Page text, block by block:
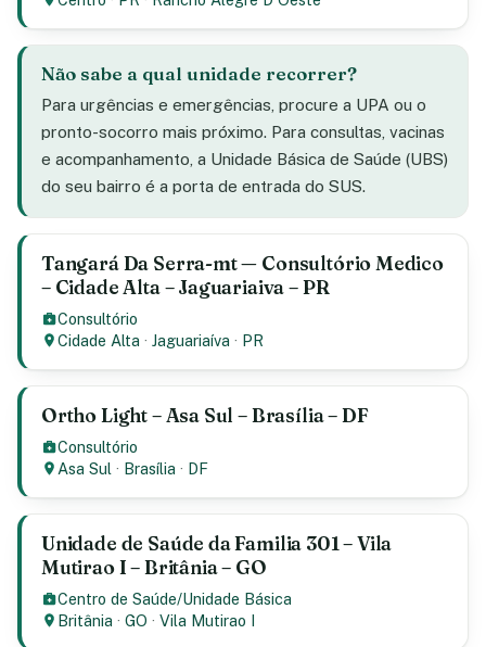
Não sabe a qual unidade recorrer?
Para urgências e emergências, procure a UPA ou o
pronto-socorro mais próximo. Para consultas, vacinas
e acompanhamento, a Unidade Básica de Saúde (UBS)
do seu bairro é a porta de entrada do SUS.
Tangará Da Serra-mt — Consultório Medico
– Cidade Alta – Jaguariaiva – PR
Consultório
Cidade Alta ·Jaguariaíva · PR
Ortho Light – Asa Sul – Brasília – DF
Consultório
Asa Sul · Brasília · DF
Unidade de Saúde da Familia 301 – Vila
Mutirao I – Britânia – GO
Centro de Saúde/Unidade Básica
Britânia ·GO ·Vila Mutirao I